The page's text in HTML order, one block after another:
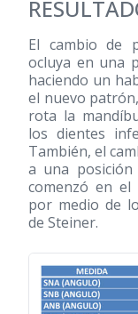
El cambio de
ocluya en una
haciendo un
el nuevo
rota la
los dientes
También, el
a una posición
comenzó en el
por medio de
de Steiner.